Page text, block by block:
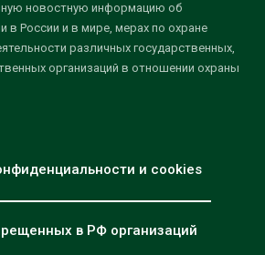
новостную информацию об
в России и в мире, мерах по охране
различных государственных,
организаций в отношении охраны
и cookies
в РФ организаций